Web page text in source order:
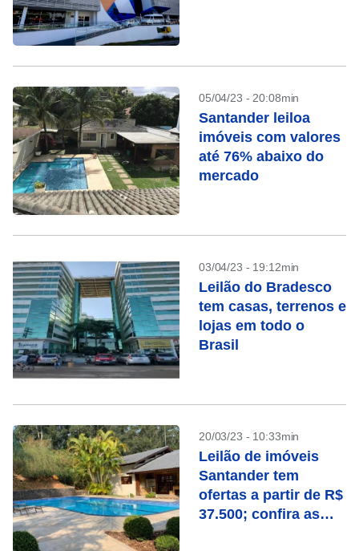
05/04/23 - 20:08min
Santander leiloa
imóveis com valores
até 76% abaixo do
mercado
03/04/23 - 19:12min
Leilão do Bradesco
tem casas, terrenos e
lojas em todo o
Brasil
20/03/23 - 10:33min
Leilão de imóveis
Santander tem
ofertas a partir de R$
37.500; confira as